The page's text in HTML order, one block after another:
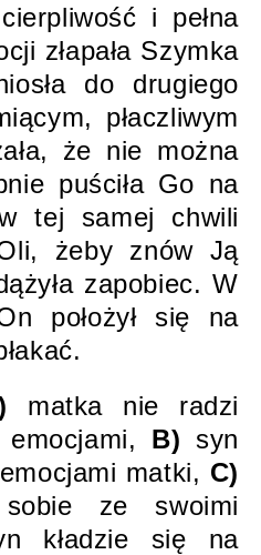
i pełna
złapała Szymka
do drugiego
płaczliwym
że nie można
puściła Go na
tej samej chwili
żeby znów Ją
zapobiec. W
położył się na
matka nie radzi
B) syn
matki, C)
ze swoimi
kładzie się na